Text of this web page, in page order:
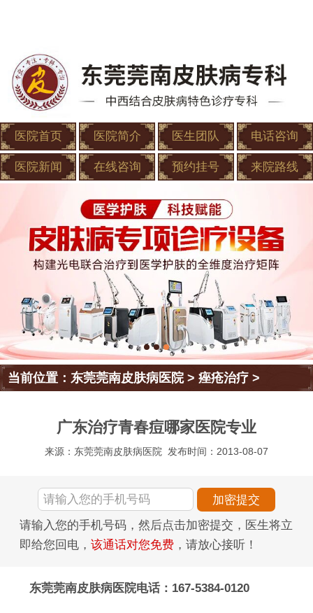
医院首页 医院简介 医生团队 电话咨询
医院新闻 在线咨询 预约挂号 来院路线
当前位置：东莞莞南皮肤病医院>痤疮治疗 >
广东治疗青春痘哪家医院专业
来源：东莞莞南皮肤病医院 发布时间：2013-08-07
请输入您的手机号码，然后点击加密提交，医生将立
即给您回电， 该通话对您免费 ，请放心接听！
东莞莞南皮肤病医院电话：167-5384-0120